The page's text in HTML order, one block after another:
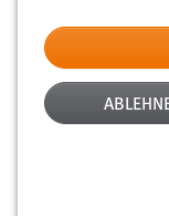
Aktive Filter:
Gesucht nach